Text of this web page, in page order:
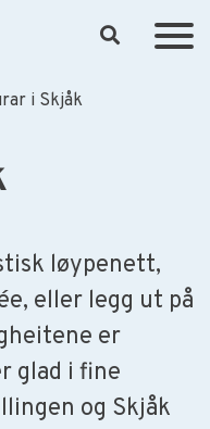
i Skjåk
løypenett,
eller legg ut på
er
glad i fine
og Skjåk